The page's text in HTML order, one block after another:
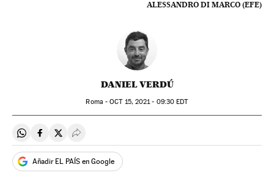
ALESSANDRO DI MARCO (EFE)
DANIEL VERDÚ
Roma -OCT15, 2021 - 09:30 EDT
Compartir en Whatsapp
Compartir en Facebook
Compartir en Twitter
Desplegar Redes Sociales
Añadir EL PAÍS en Google